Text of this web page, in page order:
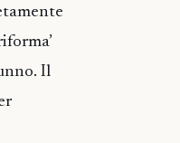
Il